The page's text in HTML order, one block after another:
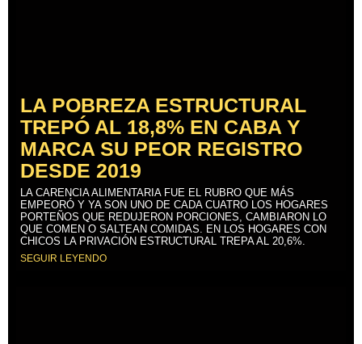
LA POBREZA ESTRUCTURAL
TREPÓ AL 18,8% EN CABA Y
MARCA SU PEOR REGISTRO
DESDE 2019
LA CARENCIA ALIMENTARIA FUE EL RUBRO QUE MÁS
EMPEORÓ Y YA SON UNO DE CADA CUATRO LOS HOGARES
PORTEÑOS QUE REDUJERON PORCIONES, CAMBIARON LO
QUE COMEN O SALTEAN COMIDAS. EN LOS HOGARES CON
CHICOS LA PRIVACIÓN ESTRUCTURAL TREPA AL 20,6%.
SEGUIR LEYENDO